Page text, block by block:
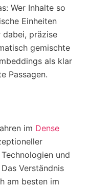
Wer Inhalte so
Einheiten
präzise
gemischte
als klar
Passagen.
im Dense
und
Verständnis
am besten im